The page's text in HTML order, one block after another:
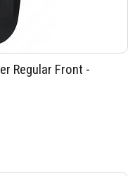
Regular Front -